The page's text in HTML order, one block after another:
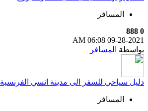
المسافر
0
888
09-28-2021
06:08 AM
بواسطة المسافر
دليل سياحي للسفر الى مدينة انسي الفرنسية
المسافر